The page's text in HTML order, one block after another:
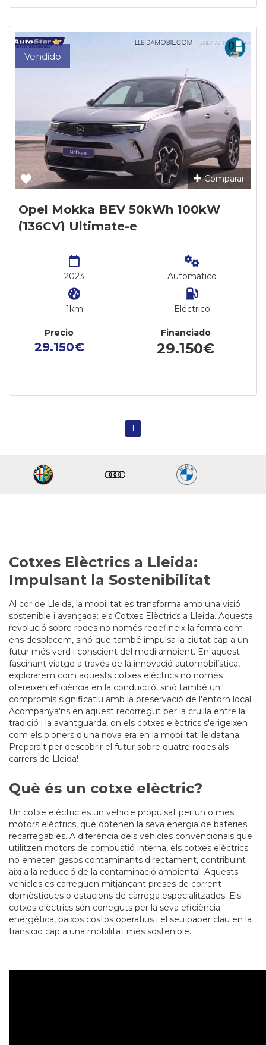
Vendido
Comparar
Opel Mokka BEV 50kWh 100kW
(136CV) Ultimate-e
2023
1km
Automático
Eléctrico
Precio
29.150€
Financiado
29.150€
1
Cotxes Elèctrics a Lleida:
Impulsant la Sostenibilitat
Al cor de Lleida, la mobilitat es transforma amb una visió
sostenible i avançada: els Cotxes Elèctrics a Lleida. Aquesta
revolució sobre rodes no només redefineix la forma com
ens desplacem, sinó que també impulsa la ciutat cap a un
futur més verd i conscient del medi ambient. En aquest
fascinant viatge a través de la innovació automobilística,
explorarem com aquests cotxes elèctrics no només
ofereixen eficiència en la conducció, sinó també un
compromís significatiu amb la preservació de l'entorn local.
Acompanya'ns en aquest recorregut per la cruïlla entre la
tradició i la avantguarda, on els cotxes elèctrics s'erigeixen
com els pioners d'una nova era en la mobilitat lleidatana.
Prepara't per descobrir el futur sobre quatre rodes als
carrers de Lleida!
Què és un cotxe elèctric?
Un cotxe elèctric és un vehicle propulsat per un o més
motors elèctrics, que obtenen la seva energia de bateries
recarregables. A diferència dels vehicles convencionals que
utilitzen motors de combustió interna, els cotxes elèctrics
no emeten gasos contaminants directament, contribuint
així a la reducció de la contaminació ambiental. Aquests
vehicles es carreguen mitjançant preses de corrent
domèstiques o estacions de càrrega especialitzades. Els
cotxes elèctrics són coneguts per la seva eficiència
energètica, baixos costos operatius i el seu paper clau en la
transició cap a una mobilitat més sostenible.